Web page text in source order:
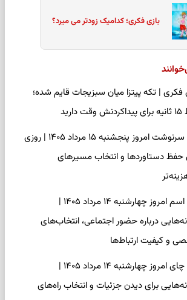
بازی فکری؛ کدامیک زودتر می میرد؟
فکری | تکه پیتزا میان سبزیجات قایم شده؛
فال سرنوشت امروز پنجشنبه ۱۵ مرداد ۱۴۰۵ | روزی
حفظ دستاوردها و انتخاب مسیرهای
فال اسم امروز چهارشنبه ۱۴ مرداد ۱۴۰۵ |
درباره حضور اجتماعی، انتخاب‌های
و کیفیت ارتباط‌ها
فال چای امروز چهارشنبه ۱۴ مرداد ۱۴۰۵ |
برای دیدن جزئیات و انتخاب راه‌های